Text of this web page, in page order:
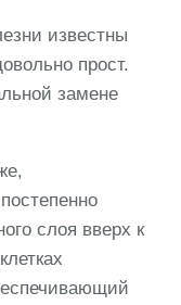
известны
прост.
замене
слоя вверх к